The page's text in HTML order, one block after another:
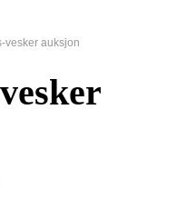
vesker auksjon